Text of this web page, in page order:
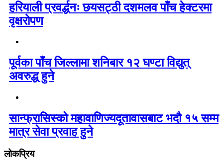
हरियाली प्रवर्द्धनः छयसट्ठी दशमलव पाँच हेक्टरमा
वृक्षरोपण
पूर्वका पाँच जिल्लामा शनिबार १२ घण्टा विद्युत्
अवरुद्ध हुने
सान्फ्रासिस्को महावाणिज्यदूतावासबाट भदौ १५ सम्म
मात्र सेवा प्रवाह हुने
लोकप्रिय